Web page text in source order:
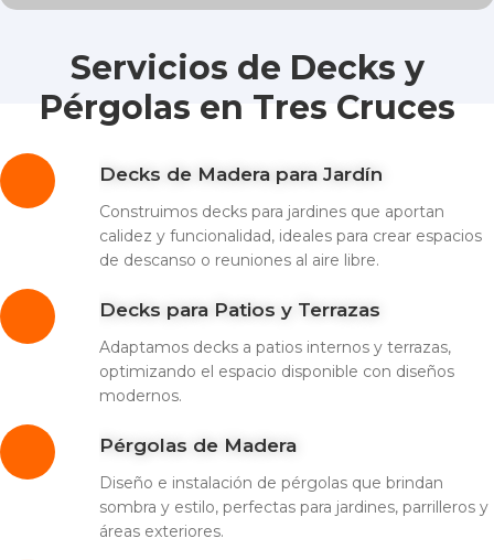
Servicios de Decks y
Pérgolas en Tres Cruces
Decks de Madera para Jardín
Construimos decks para jardines que aportan
calidez y funcionalidad, ideales para crear espacios
de descanso o reuniones al aire libre.
Decks para Patios y Terrazas
Adaptamos decks a patios internos y terrazas,
optimizando el espacio disponible con diseños
modernos.
Pérgolas de Madera
Diseño e instalación de pérgolas que brindan
sombra y estilo, perfectas para jardines, parrilleros y
áreas exteriores.